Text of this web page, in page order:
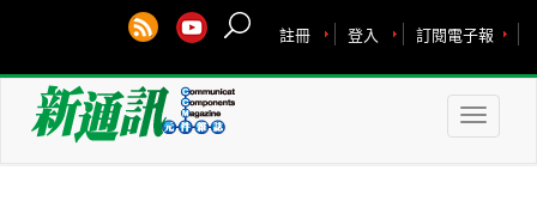
訂閱電子報
登入
註冊
Toggle